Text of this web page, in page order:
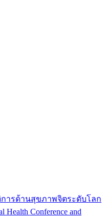
ารด้านสุขภาพจิตระดับโลก
Conference and